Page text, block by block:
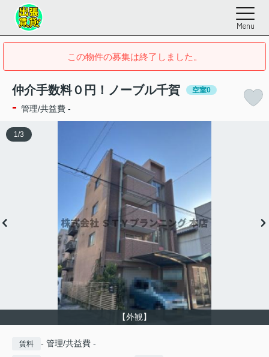
Menu
この物件の募集は終了しました。
仲介手数料０円！ノーブル千賀 空室0
- 管理/共益費 -
【外観】
1 /3
賃料 - 管理/共益費 -